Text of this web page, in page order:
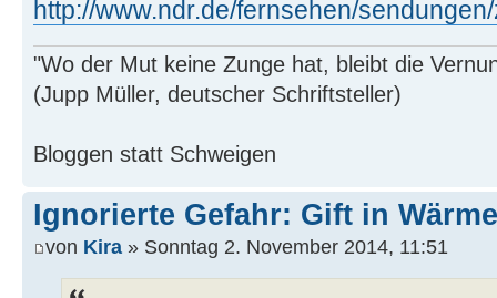
http://www.ndr.de/fernsehen/
"Wo der Mut keine Zunge hat, bleibt die
(Jupp Müller, deutscher Schriftsteller)
Bloggen statt Schweigen
Ignorierte Gefahr: Gift in
von Kira » Sonntag 2. November 2014, 11:51